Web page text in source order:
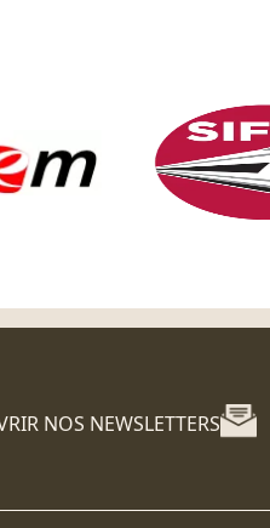
NOS NEWSLETTERS